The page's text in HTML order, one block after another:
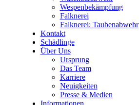
Wes­pen­be­kämp­fung
Falk­ne­rei
Falk­ne­rei: Tau­ben­ab­wehr
Kon­takt
Schäd­lin­ge
Über Uns
Ursprung
Das Team
Kar­rie­re
Neu­ig­kei­ten
Pres­se & Medi­en
Infor­ma­tio­nen